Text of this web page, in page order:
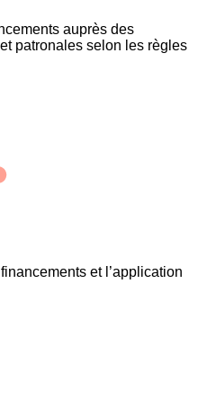
auprès des
patronales selon les règles
et l’application